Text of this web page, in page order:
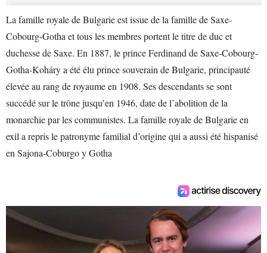
La famille royale de Bulgarie est issue de la famille de Saxe-
Cobourg-Gotha et tous les membres portent le titre de duc et
duchesse de Saxe. En 1887, le prince Ferdinand de Saxe-Cobourg-
Gotha-Koháry a été élu prince souverain de Bulgarie, principauté
élevée au rang de royaume en 1908. Ses descendants se sont
succédé sur le trône jusqu’en 1946, date de l’abolition de la
monarchie par les communistes. La famille royale de Bulgarie en
exil a repris le patronyme familial d’origine qui a aussi été hispanisé
en Sajona-Coburgo y Gotha